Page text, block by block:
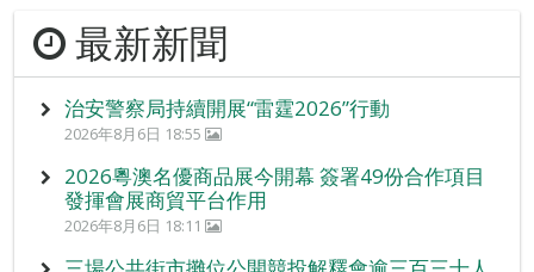
最新新聞
治安警察局持續開展“雷霆2026”行動
2026年8月6日 18:55
2026粵澳名優商品展今開幕 簽署49份合作項目
發揮會展商貿平台作用
2026年8月6日 18:11